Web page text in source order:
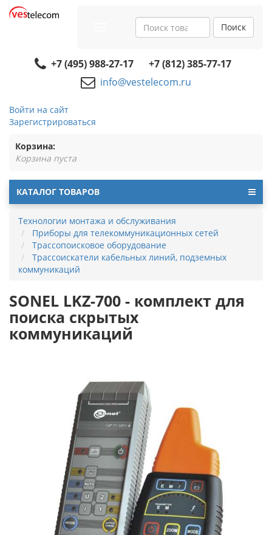
navigation
Поиск
+7 (495) 988-27-17
+7 (812) 385-77-17
info@vestelecom.ru
Войти на сайт
Зарегистрироваться
Корзина:
Корзина пуста
КАТАЛОГ ТОВАРОВ
Технологии монтажа и обслуживания
Приборы для телекоммуникационных сетей
Трассопоисковое оборудование
Трассоискатели кабельных линий, подземных
коммуникаций
SONEL LKZ-700 - комплект для
поиска скрытых
коммуникаций